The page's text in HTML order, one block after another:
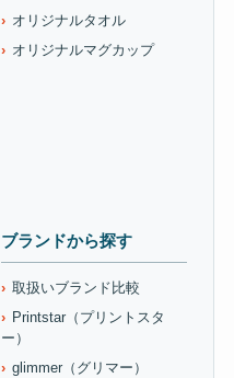
オリジナルタオル
オリジナルマグカップ
ブランドから探す
取扱いブランド比較
Printstar（プリントスタ
ー）
glimmer（グリマー）